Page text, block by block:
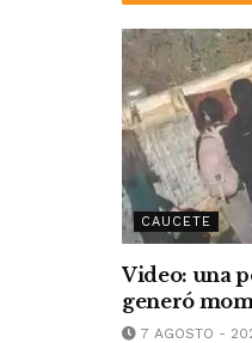
CAUCETE
Video: una
generó
7 AGOSTO -